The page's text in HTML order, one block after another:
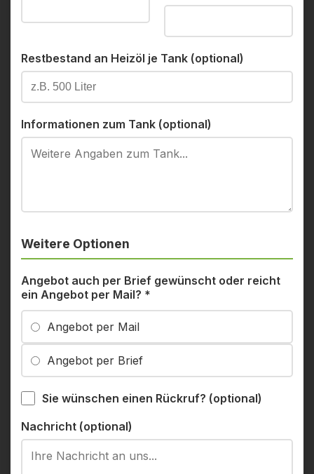
Restbestand an Heizöl je Tank (optional)
Informationen zum Tank (optional)
Weitere Optionen
Angebot auch per Brief gewünscht oder reicht
ein Angebot per Mail? *
Angebot per Mail
Angebot per Brief
Sie wünschen einen Rückruf? (optional)
Nachricht (optional)